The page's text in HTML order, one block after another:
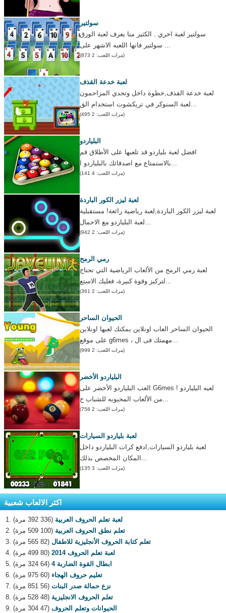
سولتير
سولتير لعبة اخري . الكثير منا يعرف لعبة الورق
سولتير فانها اللعبه الاشهر على ...
(مرات اللعب: 2 873)
لعبة خدعة القذف
لعبة خدعة القذف,خطوة داخل وتحدي المزاحمون
لعبة السنوكر في تريكشوت استخدام الق...
(مرات اللعب: 2 495)
البلياردو
افضل لعبة بلياردو قد تلعبها على الأطلاق قم
بالاستمتاع مع اصدقائك بالبلياردو ا...
(مرات اللعب: 4 141)
لعبة ليزر الكور الباردة
لعبة ليزر الكور الباردة,لعبة رياضية رائعة! مستقبلية
لعبة البلياردو مع الاحمال...
(مرات اللعب: 2 942)
رمي الرمح
لعبة رمي الرمح من الألعاب الرياضية التي تحتاج
لتركيز وقوة كبيرة، فعليك الاستع...
(مرات اللعب: 2 361)
الحيوان الساحر
الحيوان الساحر العاب اونلاين يمكنك لعبها اونلاين
على موقع g6mes ، مهمتك فى ال...
(مرات اللعب: 2 999)
البلياردو الأخضر
العب البلياردو الأخضر على G6mes ! لعبه البلياردو
من الألعاب المحبوبه للشباب ح...
(مرات اللعب: 2 758)
لعبة بلياردو السيارات
لعبة بلياردو السيارات,ادفع كرات البلياردو داخل
المكان المخصص بذلك...
(مرات اللعب: 3 135)
اكثر الالعاب شعبية
لعبة تعلم الحروف العربية (336 392 مرة)
تعلم نطق الحروف العربية (100 509 مرة)
تعلم كتابة الحروف الأنجليزية للاطفال (82 565 مرة)
لعبة تعلم الحروف 2014
(80 499 مرة)
ابطال القوة الضاربة 4
(64 324 مرة)
تعليم حروف الهجاء (60 975 مرة)
نزع حمالة صدر البنات (56 851 مرة)
تعلم الحروف الانجليزية (48 528 مرة)
الحيوانات وتعلم الحروف (47 304 مرة)